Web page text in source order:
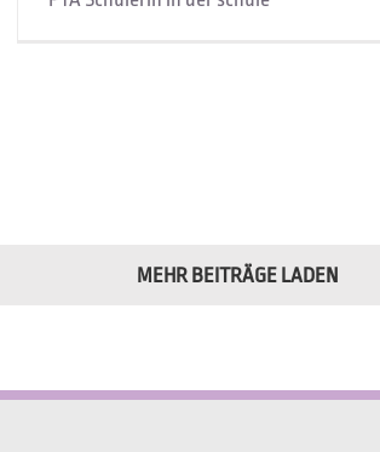
MEHR BEITRÄGE LADEN